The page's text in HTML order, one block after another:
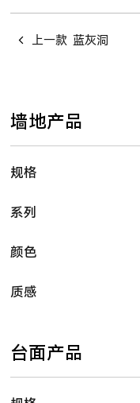
上一款 蓝灰洞
墙地产品
规格
系列
颜色
质感
台面产品